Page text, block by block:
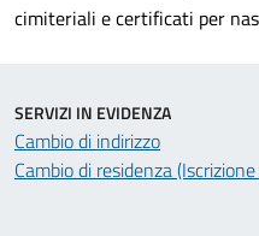
cimiteriali e certificati per
SERVIZI IN EVIDENZA
Cambio di indirizzo
Cambio di residenza